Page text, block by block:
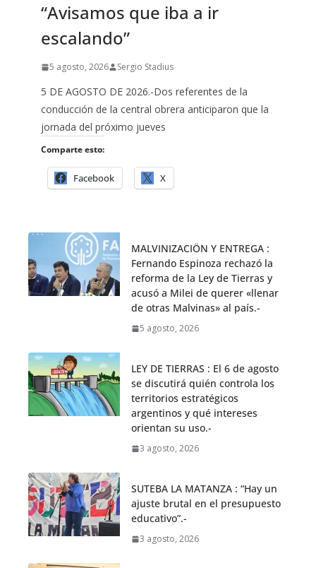
“Avisamos que iba a ir
escalando”
5 agosto, 2026 Sergio Stadius
5 DE AGOSTO DE 2026.-Dos referentes de la
conducción de la central obrera anticiparon que la
jornada del próximo jueves
Comparte esto:
Facebook X
MALVINIZACIÖN Y ENTREGA :
Fernando Espinoza rechazó la
reforma de la Ley de Tierras y
acusó a Milei de querer «llenar
de otras Malvinas» al país.-
5 agosto, 2026
LEY DE TIERRAS : El 6 de agosto
se discutirá quién controla los
territorios estratégicos
argentinos y qué intereses
orientan su uso.-
3 agosto, 2026
SUTEBA LA MATANZA : “Hay un
ajuste brutal en el presupuesto
educativo”.-
3 agosto, 2026